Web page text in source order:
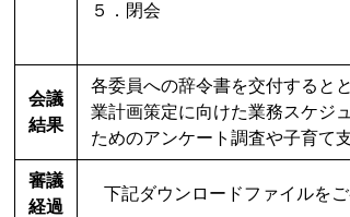
５．閉会
会議
結果
各委員への辞令書を交付すると
業計画策定に向けた業務スケジ
ためのアンケート調査や子育て
審議
経過
下記ダウンロードファイルをご